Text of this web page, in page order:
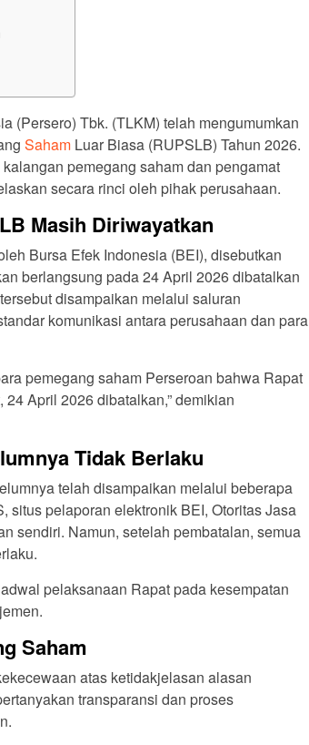
(Persero) Tbk. (TLKM) telah mengumumkan
Saham Luar Biasa (RUPSLB) Tahun 2026.
pemegang saham dan pengamat
secara rinci oleh pihak perusahaan.
Masih Diriwayatkan
Bursa Efek Indonesia (BEI), disebutkan
berlangsung pada 24 April 2026 dibatalkan
disampaikan melalui saluran
komunikasi antara perusahaan dan para
pemegang saham Perseroan bahwa Rapat
April 2026 dibatalkan,” demikian
Tidak Berlaku
telah disampaikan melalui beberapa
situs pelaporan elektronik BEI, Otoritas Jasa
sendiri. Namun, setelah pembatalan, semua
pelaksanaan Rapat pada kesempatan
Saham
atas ketidakjelasan alasan
transparansi dan proses